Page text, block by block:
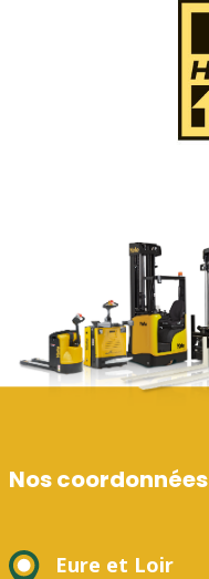
Nos coordonnées
Eure et Loir